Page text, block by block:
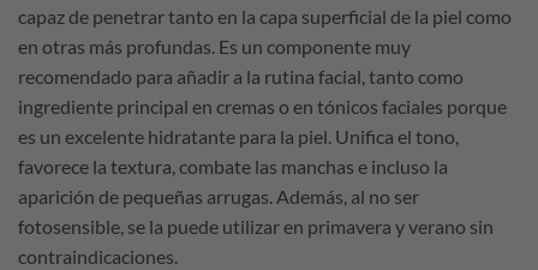
capaz de penetrar tanto en la capa superficial de la piel como
en otras más profundas. Es un componente muy
recomendado para añadir a la rutina facial, tanto como
ingrediente principal en cremas o en tónicos faciales porque
es un excelente hidratante para la piel. Unifica el tono,
favorece la textura, combate las manchas e incluso la
aparición de pequeñas arrugas. Además, al no ser
fotosensible, se la puede utilizar en primavera y verano sin
contraindicaciones.